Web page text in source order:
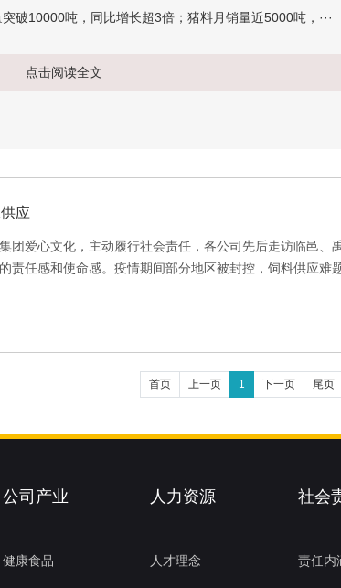
破10000吨，同比增长超3倍；猪料月销量近5000吨，···
点击阅读全文
应
团爱心文化，主动履行社会责任，各公司先后走访临邑
任感和使命感。疫情期间部分地区被封控，饲料供应难
首页 上一页 1 下一页 尾页
公司产业
健康食品
人力资源
人才理念
社会
责任内